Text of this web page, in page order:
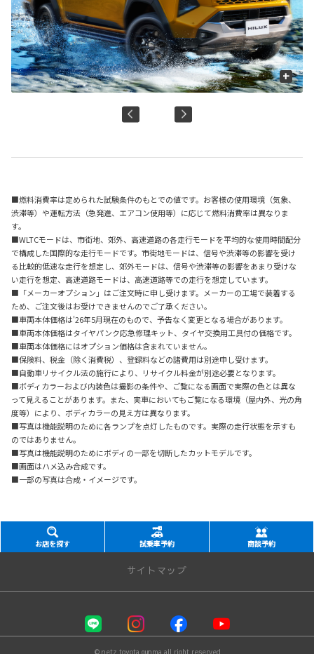
+
■燃料消費率は定められた試験条件のもとでの値です。お客様の使用環境（気象、
渋滞等）や運転方法（急発進、エアコン使用等）に応じて燃料消費率は異なりま
す。
■WLTCモードは、市街地、郊外、高速道路の各走行モードを平均的な使用時間配分
で構成した国際的な走行モードです。市街地モードは、信号や渋滞等の影響を受け
る比較的低速な走行を想定し、郊外モードは、信号や渋滞等の影響をあまり受けな
い走行を想定、高速道路モードは、高速道路等での走行を想定しています。
■「メーカーオプション」はご注文時に申し受けます。メーカーの工場で装着する
ため、ご注文後はお受けできませんのでご了承ください。
■車両本体価格は'26年5月現在のもので、予告なく変更となる場合があります。
■車両本体価格はタイヤパンク応急修理キット、タイヤ交換用工具付の価格です。
■車両本体価格にはオプション価格は含まれていません。
■保険料、税金（除く消費税）、登録料などの諸費用は別途申し受けます。
■自動車リサイクル法の施行により、リサイクル料金が別途必要となります。
■ボディカラーおよび内装色は撮影の条件や、ご覧になる画面で実際の色とは異な
って見えることがあります。また、実車においてもご覧になる環境（屋内外、光の角
度等）により、ボディカラーの見え方は異なります。
■写真は機能説明のために各ランプを点灯したものです。実際の走行状態を示すも
のではありません。
■写真は機能説明のためにボディの一部を切断したカットモデルです。
■画面はハメ込み合成です。
■一部の写真は合成・イメージです。
お店を探す 試乗車予約 商談予約
サイトマップ